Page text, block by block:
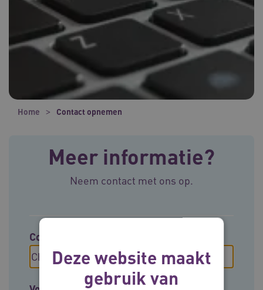
Home Contact opnemen
Meer informatie?
Neem contact met ons op.
Contact opnemen met
Deze website maakt
gebruik van